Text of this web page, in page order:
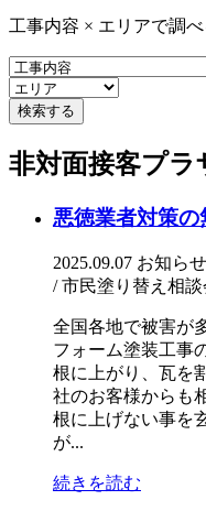
工事内容 × エリアで調べ
非対面接客プラ
悪徳業者対策
2025.09.07 お知ら
/ 市民塗り替え相
全国各地で被害が
フォーム塗装工事
根に上がり、瓦を
社のお客様からも
根に上げない事を
が...
続きを読む